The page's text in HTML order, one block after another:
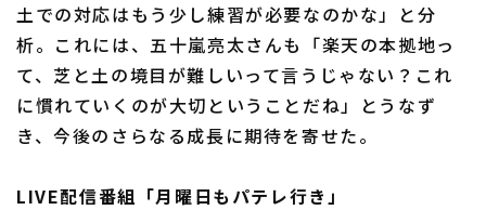
土での対応はもう少し練習が必要なのかな」と分
析。これには、五十嵐亮太さんも「楽天の本拠地っ
て、芝と土の境目が難しいって言うじゃない？これ
に慣れていくのが大切ということだね」とうなず
き、今後のさらなる成長に期待を寄せた。
LIVE配信番組「月曜日もパテレ行き」